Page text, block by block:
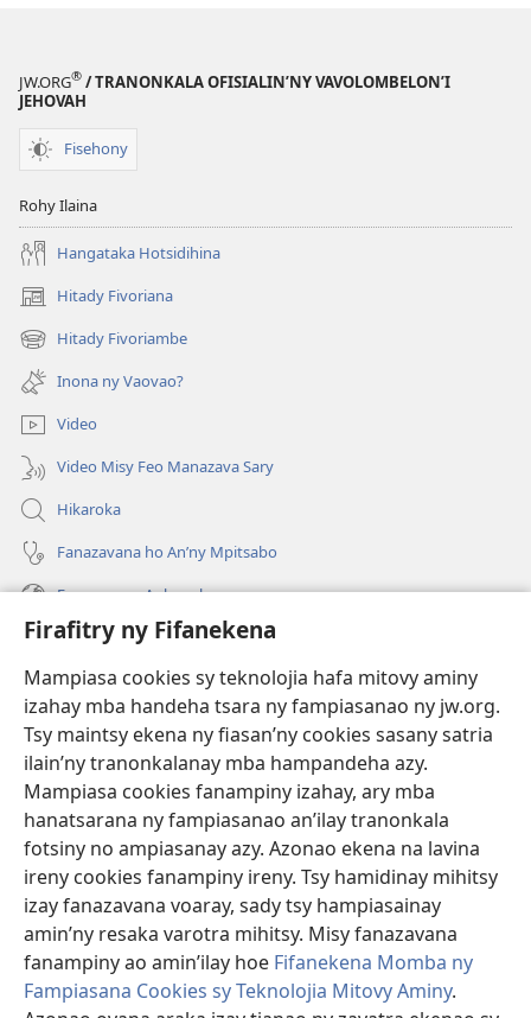
Firafitry ny Fifanekena
Mampiasa cookies sy teknolojia hafa mitovy aminy
izahay mba handeha tsara ny fampiasanao ny jw.org.
Tsy maintsy ekena ny fiasan’ny cookies sasany satria
ilain’ny tranonkalanay mba hampandeha azy.
Mampiasa cookies fanampiny izahay, ary mba
hanatsarana ny fampiasanao an’ilay tranonkala
fotsiny no ampiasanay azy. Azonao ekena na lavina
ireny cookies fanampiny ireny. Tsy hamidinay mihitsy
izay fanazavana voaray, sady tsy hampiasainay
amin’ny resaka varotra mihitsy. Misy fanazavana
fanampiny ao amin’ilay hoe Fifanekena Momba ny
Fampiasana Cookies sy Teknolojia Mitovy Aminy.
JW.ORG® / TRANONKALA OFISIALIN’NY VAVOLOMBELON’I
JEHOVAH
Fisehony
Rohy Ilaina
Hangataka Hotsidihina
Hitady Fivoriana
(manokatra
rohy) Hitady Fivoriambe
(manokatra
rohy) Inona ny Vaovao?
Video
Video Misy Feo Manazava Sary
Hikaroka
Fanazavana ho An’ny Mpitsabo
Fanazavana Ankapobeny
Fanampiana
Fanomezana
(manokatra
rohy)
FITEHIRIZAM-BOKIN’NY Vavolombelon’i Jehovah
(manokatra
rohy)
JW Hub
(manokatra
rohy)
JW Library
Watchtower Library ®